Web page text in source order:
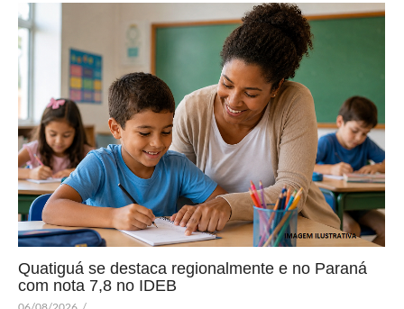
Quatiguá se destaca regionalmente e no Paraná
com nota 7,8 no IDEB